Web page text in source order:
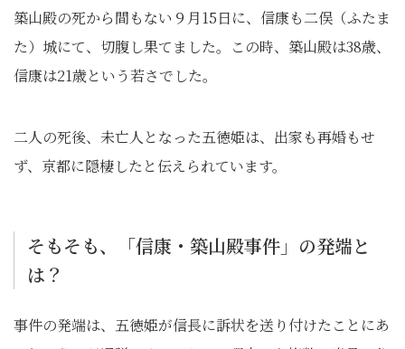
築山殿の死から間もない９月15日に、信康も二俣（ふたま
た）城にて、切腹し果てました。この時、築山殿は38歳、
信康は21歳という若さでした。
二人の死後、未亡人となった五徳姫は、出家も再婚もせ
ず、京都に隠棲したと伝えられています。
そもそも、「信康・築山殿事件」の発端と
は？
事件の発端は、五徳姫が信長に訴状を送り付けたことにあ